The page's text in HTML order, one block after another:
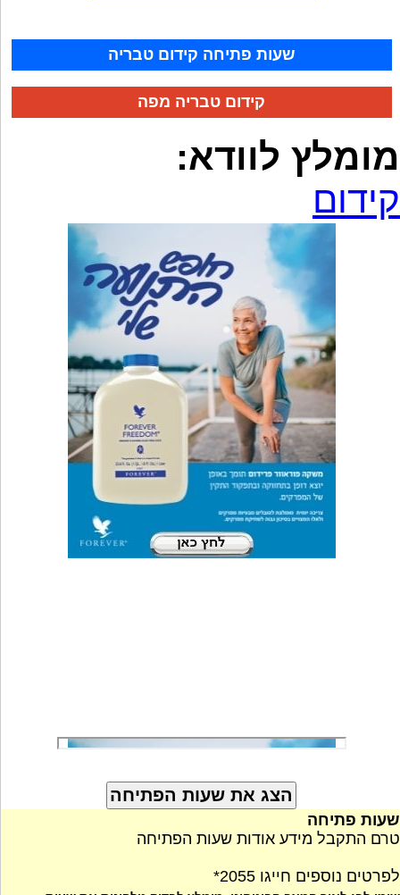
שעות פתיחה קידום טבריה
קידום טבריה מפה
מומלץ לוודא:
קידום
שעות פתיחה
טרם התקבל מידע אודות שעות הפתיחה
לפרטים נוספים חייגו 2055*